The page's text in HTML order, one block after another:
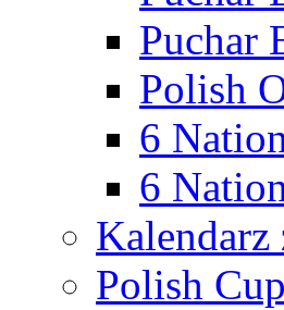
Puchar
Polish
6
6
Polish